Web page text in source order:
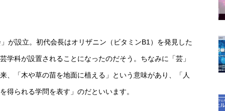
が設立。初代会長はオリザニン（ビタミンB1）を発見した
科が設置されることになったのだそう。ちなみに「芸」
、「木や草の苗を地面に植える」という意味があり、「人
得られる学問を表す」のだといいます。